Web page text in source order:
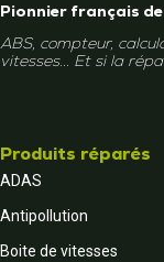
Pionnier français
ABS, compteur,
vitesses... Et si la
Produits réparés
ADAS
Antipollution
Boite de vitesses